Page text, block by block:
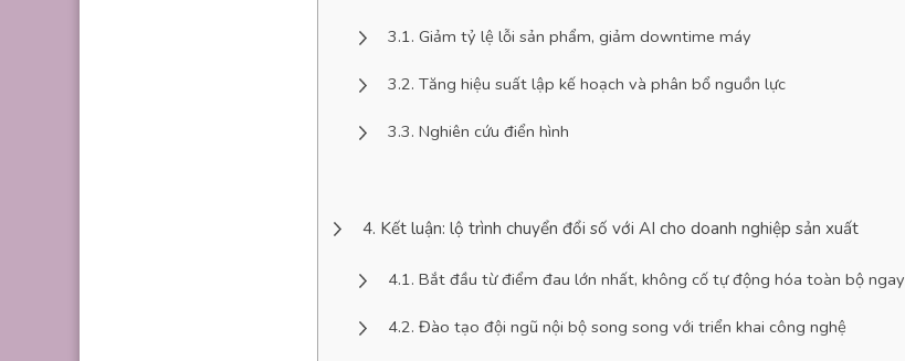
Giảm tỷ lệ lỗi sản phẩm, giảm downtime máy
Tăng hiệu suất lập kế hoạch và phân bổ nguồn lực
Nghiên cứu điển hình
Kết luận: lộ trình chuyển đổi số với AI cho doanh nghiệp sản xuất
Bắt đầu từ điểm đau lớn nhất, không cố tự động hóa toàn bộ ngay
Đào tạo đội ngũ nội bộ song song với triển khai công nghệ